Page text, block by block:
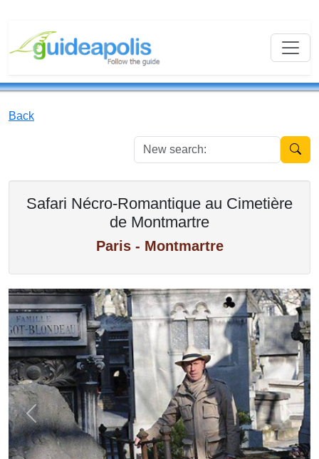
Back
New
Safari Nécro-Romantique au Cimetière
de Montmartre
Paris - Montmartre
Previous Next